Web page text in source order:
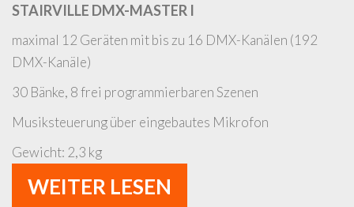
STAIRVILLE DMX-MASTER I
maximal 12 Geräten mit bis zu 16 DMX-Kanälen (192
DMX-Kanäle)
30 Bänke, 8 frei programmierbaren Szenen
Musiksteuerung über eingebautes Mikrofon
Gewicht: 2,3 kg
WEITER LESEN